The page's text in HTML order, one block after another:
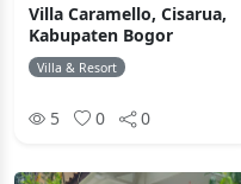
Villa Caramello, Cisarua,
Kabupaten Bogor
Villa & Resort
5 0 0